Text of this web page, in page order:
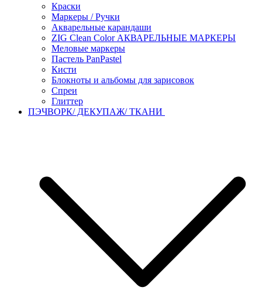
Краски
Маркеры / Ручки
Акварельные карандаши
ZIG Clean Color АКВАРЕЛЬНЫЕ МАРКЕРЫ
Меловые маркеры
Пастель PanPastel
Кисти
Блокноты и альбомы для зарисовок
Спреи
Глиттер
ПЭЧВОРК/ ДЕКУПАЖ/ ТКАНИ